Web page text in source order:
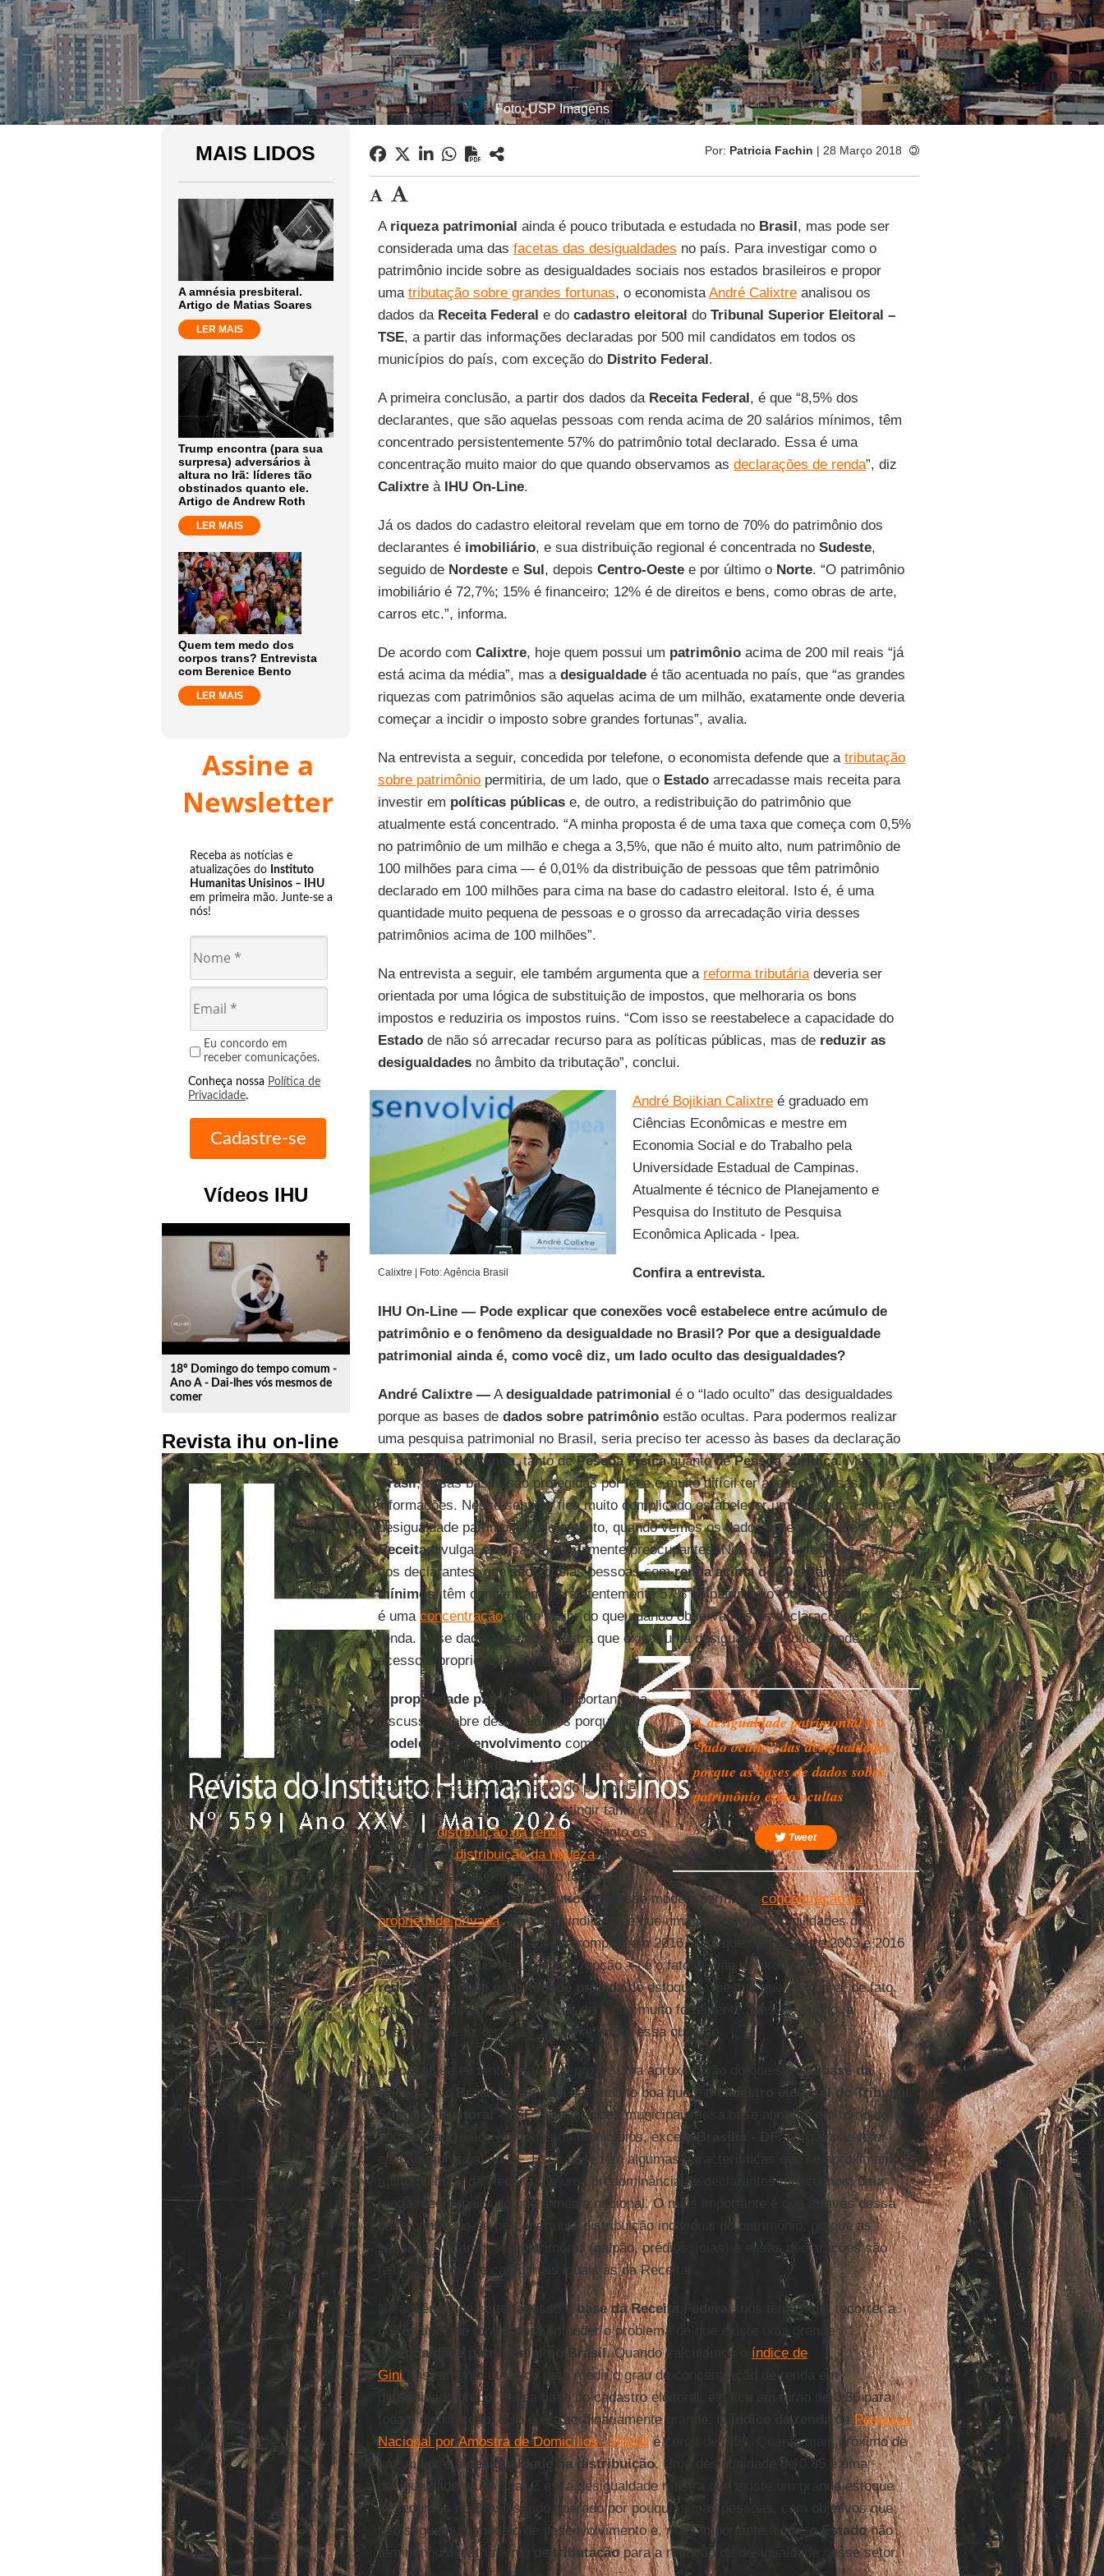
Foto: USP Imagens
MAIS LIDOS
A amnésia presbiteral.
Artigo de Matias Soares
LER MAIS
Trump encontra (para sua
surpresa) adversários à
altura no Irã: líderes tão
obstinados quanto ele.
Artigo de Andrew Roth
LER MAIS
Quem tem medo dos
corpos trans? Entrevista
com Berenice Bento
LER MAIS
Assine a
Newsletter
Receba as notícias e
atualizações do Instituto
Humanitas Unisinos – IHU
em primeira mão. Junte-se a
nós!
Eu concordo em
receber comunicações.
Conheça nossa Política de
Privacidade.
Vídeos IHU
play_circle_outline
18º Domingo do tempo comum -
Ano A - Dai-lhes vós mesmos de
comer
Revista ihu on-line
Por: Patricia Fachin | 28 Março 2018
A riqueza patrimonial ainda é pouco tributada e estudada no Brasil, mas pode ser
considerada uma das facetas das desigualdades no país. Para investigar como o
patrimônio incide sobre as desigualdades sociais nos estados brasileiros e propor
uma tributação sobre grandes fortunas, o economistaAndré Calixtreanalisou os
dados daReceita Federal e docadastro eleitoral do Tribunal Superior Eleitoral –
TSE, a partir das informações declaradas por 500 mil candidatos em todos os
municípios do país, com exceção do Distrito Federal.
A primeira conclusão, a partir dos dados daReceita Federal, é que “8,5% dos
declarantes, que são aquelas pessoas com renda acima de 20 salários mínimos, têm
concentrado persistentemente 57% do patrimônio total declarado. Essa é uma
concentração muito maior do que quando observamos as declarações de renda”, diz
Calixtreà IHU On-Line.
Já os dados do cadastro eleitoral revelam que em torno de 70% do patrimônio dos
declarantes é imobiliário, e sua distribuição regional é concentrada no Sudeste,
seguido de Nordestee Sul, depois Centro-Oestee por último o Norte. “O patrimônio
imobiliário é 72,7%; 15% é financeiro; 12% é de direitos e bens, como obras de arte,
carros etc.”, informa.
De acordo com Calixtre, hoje quem possui um patrimônioacima de 200 mil reais “já
está acima da média”, mas a desigualdadeé tão acentuada no país, que “as grandes
riquezas com patrimônios são aquelas acima de um milhão, exatamente onde deveria
começar a incidir o imposto sobre grandes fortunas”, avalia.
Na entrevista a seguir, concedida por telefone, o economista defende que a tributação
sobre patrimôniopermitiria, de um lado, que o Estadoarrecadasse mais receita para
investir em políticas públicase, de outro, a redistribuição do patrimônio que
atualmente está concentrado. “A minha proposta é de uma taxa que começa com 0,5%
no patrimônio de um milhão e chega a 3,5%, que não é muito alto, num patrimônio de
100 milhões para cima — é 0,01% da distribuição de pessoas que têm patrimônio
declarado em 100 milhões para cima na base do cadastro eleitoral. Isto é, é uma
quantidade muito pequena de pessoas e o grosso da arrecadação viria desses
patrimônios acima de 100 milhões”.
Na entrevista a seguir, ele também argumenta que a reforma tributáriadeveria ser
orientada por uma lógica de substituição de impostos, que melhoraria os bons
impostos e reduziria os impostos ruins. “Com isso se reestabelece a capacidade do
Estadode não só arrecadar recurso para as políticas públicas, mas de reduzir as
desigualdadesno âmbito da tributação”, conclui.
Calixtre | Foto: Agência Brasil
André Bojikian Calixtreé graduado em
Ciências Econômicas e mestre em
Economia Social e do Trabalho pela
Universidade Estadual de Campinas.
Atualmente é técnico de Planejamento e
Pesquisa do Instituto de Pesquisa
Econômica Aplicada - Ipea.
Confira a entrevista.
IHU On-Line — Pode explicar que conexões você estabelece entre acúmulo de
patrimônio e o fenômeno da desigualdade no Brasil? Por que a desigualdade
patrimonial ainda é, como você diz, um lado oculto das desigualdades?
André Calixtre —Adesigualdade patrimonial é o “lado oculto” das desigualdades
porque as bases de dados sobre patrimônioestão ocultas. Para podermos realizar
uma pesquisa patrimonial no Brasil, seria preciso ter acesso às bases da declaração
doImposto de Renda, tanto dePessoa Físicaquanto dePessoa Jurídica. Mas, no
Brasil, essas bases são protegidas por lei e é muito difícil ter acesso a essas
informações. Nesse sentido, fica muito complicado estabelecer uma pesquisa sobre a
desigualdade patrimonial. No entanto, quando vemos os dados agregados que a
Receitadivulga, eles são extremamente preocupantes. Nos dados agregados 8,5%
dos declarantes, que são aquelas pessoas comrenda acima de 20 salários
mínimos, têm concentrado persistentemente 57% do patrimônio total declarado. Essa
é uma concentraçãomuito maior do que quando observamos as declarações de
renda. Esse dado agregado mostra que existe uma desigualdade muito grande no
acesso à propriedade privada.
A desigualdade patrimonial é o
“lado oculto” das desigualdades
porque as bases de dados sobre
patrimônio estão ocultas
Tweet
A propriedade patrimonial
é importante na
discussão sobre desigualdades porque um
modelo de desenvolvimentocom vistas à
redução da desigualdadeprecisa ser
completo e para ser completo do ponto de
vista econômico, ele tem que atingir tanto os
fluxos —distribuição da renda— quanto os
estoques —distribuição da riqueza. Não
adianta nada fazer um modelo fortemente
distributivo de renda se, de outro lado, esse modelo permite a concentração da
propriedade privada. Há fortes indícios de que uma das grandes fragilidades do
modelo brasileiro — que foi interrompido em 2016, mas que operou entre 2003 e 2016
e que levou, inclusive à sua interrupção — é o fato de não ter promovido
redistribuição de propriedade privadade estoques, mesmo que ele tenha, de fato,
promovido distribuição de fluxos de renda muito fortemente. Nesse sentido, a
pesquisa que fiz tenta dar um olhar sobre essa questão.
Na pesquisa eu tento criar uma proxy, uma aproximação do que seria a base da
Receita
. No Brasilexiste uma base muito boa que é ocadastro eleitoral do Tribunal
Superior Eleitoral - TSE. Nas eleições municipais essa base abrange em torno de
500 mil candidatos em todos os municípios, exceto
, porque não tem
eleição municipal no DF. Essa base tem algumas características que se aproximam
muito da base da Receita: há uma predominância de declarantes masculinos; uma
renda média maior do que a média nacional. O mais importante é que através dessa
base consegue-se perceber uma distribuição individual do patrimônio, porque as
pessoas declaram seu patrimônio (galpão, prédios, joias) e essas declarações são
feitas em cima de categoriais iguais às da Receita.
Na ausência de se ter acesso à base da Receita Federal, nós temos que recorrer a
outros tipos de fontes para entender o problema de que existe uma grande
desigualdade patrimonial no Brasil. Quando calculamos o índice de
Gini[Instrumento utilizado para medir o grau de concentração de renda em
determinado grupo] dessa base do cadastro eleitoral, ele fica em torno de 0.86 para
toda a distribuição; isso é extraordinariamente grande. O
índice da renda da Pesquisa
Nacional por Amostra de Domicílios - PNADé cerca de 0.53. Quanto mais próximo de
um, maior é adesigualdade na distribuição. Uma desigualdade de 0.85 é uma
desigualdade muito alta. E essa desigualdade mostra que existe um grande estoque
de recursos no Brasil sendo operado por pouquíssimas pessoas, com objetivos que
não seguem ao modelo de desenvolvimento e, mais importante ainda, oEstadonão
tem nenhum instrumento de tributaçãopara a redução da desigualdade nesse setor.